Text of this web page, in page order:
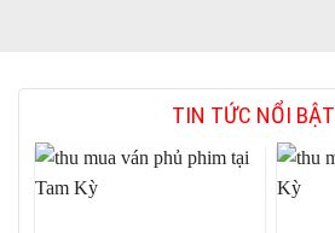
TIN TỨC NỔI BẬT